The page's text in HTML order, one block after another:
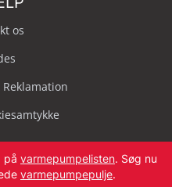
os
på varmepumpelisten. Søg nu
varmepumpepulje.